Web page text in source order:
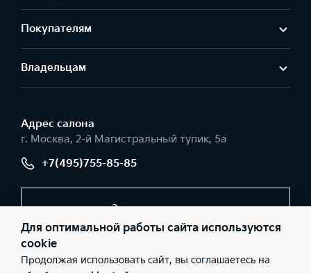
Покупателям
Владельцам
Адрес салонa
г. Москва, 2-й Магистральный тупик, 5а
+7(495)755-85-85
Заказать звонок
© 2026 Юридические лица АО «РОЛЬФ», Филиал «Центр»
Для оптимальной работы сайта используются
cookie
Продолжая использовать сайт, вы соглашаетесь на